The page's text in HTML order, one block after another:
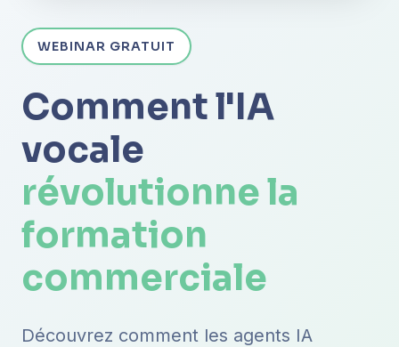
WEBINAR GRATUIT
Comment l'IA
vocale
révolutionne la
formation
commerciale
Découvrez comment les agents IA